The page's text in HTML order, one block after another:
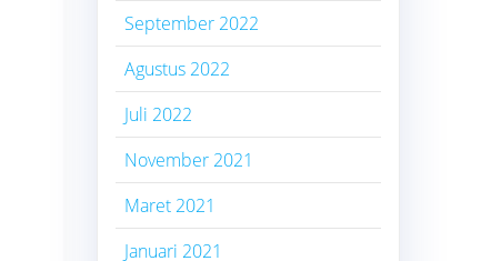
September 2022
Agustus 2022
Juli 2022
November 2021
Maret 2021
Januari 2021